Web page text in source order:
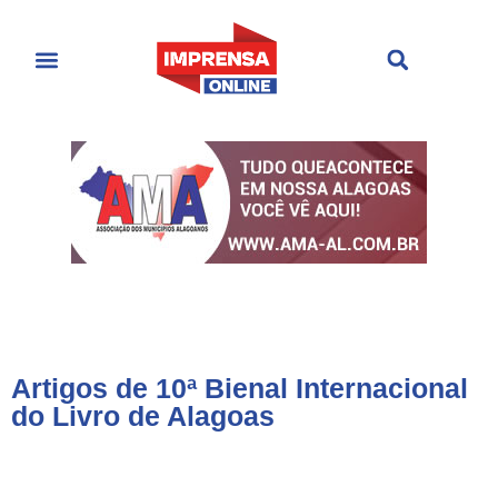
Artigos de 10ª Bienal Internacional
do Livro de Alagoas